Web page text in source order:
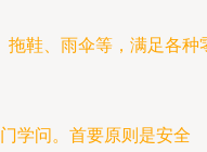
拖鞋、雨伞等，满足各种
学问。首要原则是安全